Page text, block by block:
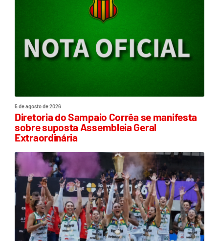
5 de agosto de 2026
Diretoria do Sampaio Corrêa se manifesta
sobre suposta Assembleia Geral
Extraordinária